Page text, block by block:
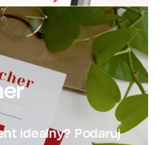
idealny? Podaruj